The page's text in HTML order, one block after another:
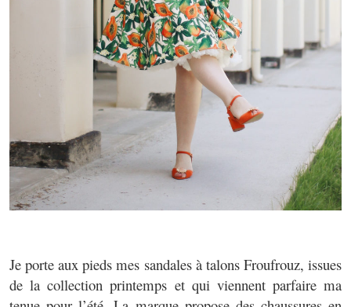
Je porte aux pieds mes sandales à talons Froufrouz, issues
de la collection printemps et qui viennent parfaire ma